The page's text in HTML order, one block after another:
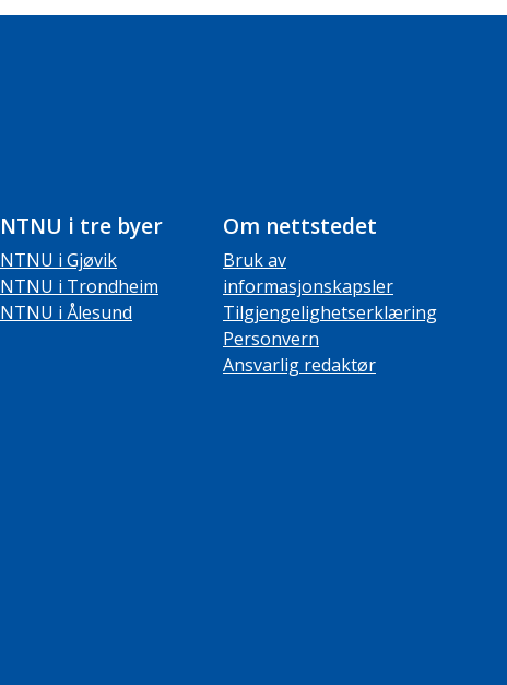
NTNU i tre byer
NTNU i Gjøvik
NTNU i Trondheim
NTNU i Ålesund
Om nettstedet
Bruk av
informasjonskapsler
Tilgjengelighetserklæring
Personvern
Ansvarlig redaktør